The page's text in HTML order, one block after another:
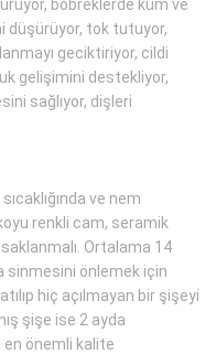
böbreklerde kum ve
düşürüyor, tok tutuyor,
geciktiriyor, cildi
gelişimini destekliyor,
sağlıyor, dişleri
ve nem
renkli cam, seramik
Ortalama 14
sinmesini önlemek için
hiç açılmayan bir şişeyi
şişe ise 2 ayda
önemli kalite